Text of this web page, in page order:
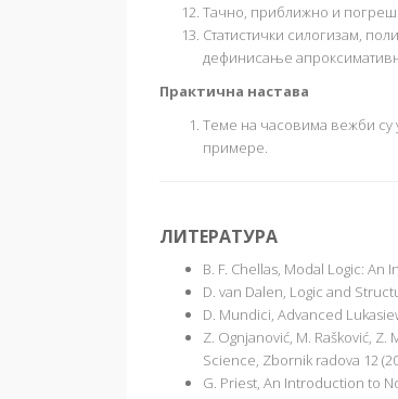
Тачно, приближно и
Статистички силогизам,
дефинисање
Практична настава
Теме на часовима вежби су
примере.
ЛИТЕРАТУРА
B. F. Chellas, Modal Logic:
D. van Dalen, Logic and
D. Mundici, Advanced
Z. Ognjanović, M. Rašković,
Science, Zbornik radova 12
G. Priest, An Introduction to